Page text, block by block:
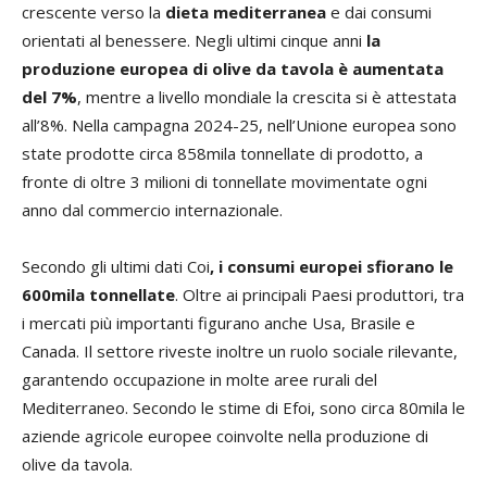
crescente verso la dieta mediterranea e dai consumi
orientati al benessere. Negli ultimi cinque anni la
produzione europea di olive da tavola è aumentata
del 7%, mentre a livello mondiale la crescita si è attestata
all’8%. Nella campagna 2024-25, nell’Unione europea sono
state prodotte circa 858mila tonnellate di prodotto, a
fronte di oltre 3 milioni di tonnellate movimentate ogni
anno dal commercio internazionale.
Secondo gli ultimi dati Coi, i consumi europei sfiorano le
600mila tonnellate. Oltre ai principali Paesi produttori, tra
i mercati più importanti figurano anche Usa, Brasile e
Canada. Il settore riveste inoltre un ruolo sociale rilevante,
garantendo occupazione in molte aree rurali del
Mediterraneo. Secondo le stime di Efoi, sono circa 80mila le
aziende agricole europee coinvolte nella produzione di
olive da tavola.